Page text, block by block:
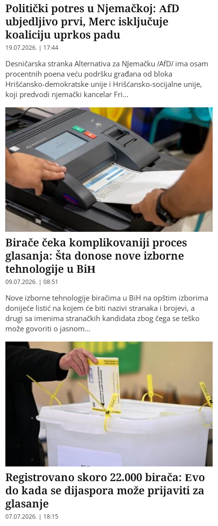
Politički potres u Njemačkoj: AfD
ubjedljivo prvi, Merc isključuje
koaliciju uprkos padu
19.07.2026. | 17:44
Desničarska stranka Alternativa za NJemačku /AfD/ ima osam
procentnih poena veću podršku građana od bloka
Hrišćansko-demokratske unije i Hrišćansko-socijalne unije,
koji predvodi njemački kancelar Fri…
Birače čeka komplikovaniji proces
glasanja: Šta donose nove izborne
tehnologije u BiH
09.07.2026. | 08:51
Nove izborne tehnologije biračima u BiH na opštim izborima
donijeće listić na kojem će biti nazivi stranaka i brojevi, a
drugi sa imenima stranačkih kandidata zbog čega se teško
može govoriti o jasnom…
Registrovano skoro 22.000 birača: Evo
do kada se dijaspora može prijaviti za
glasanje
07.07.2026. | 18:15